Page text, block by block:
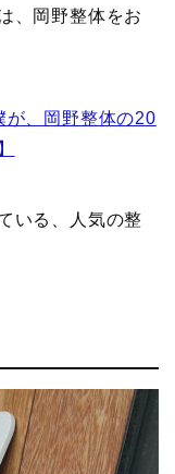
、岡野整体をお
が、岡野整体の20
いる、人気の整